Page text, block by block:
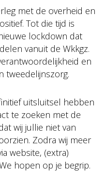
met de overheid en
Tot die tijd is
lockdown dat
vanuit de Wkkgz.
en
tweedelijnszorg.
uitsluitsel hebben
te zoeken met de
wij jullie niet van
Zodra wij meer
website, (extra)
hopen op je begrip.